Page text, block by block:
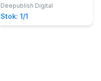
Deepublish Digital
Stok: 1/1